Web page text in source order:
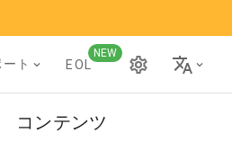
ト EOL
NEW
コンテンツ